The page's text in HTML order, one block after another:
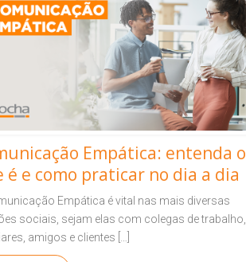
Empática: entenda o
é e como praticar no dia a dia
Empática é vital nas mais diversas
sociais, sejam elas com colegas de trabalho,
amigos e clientes […]